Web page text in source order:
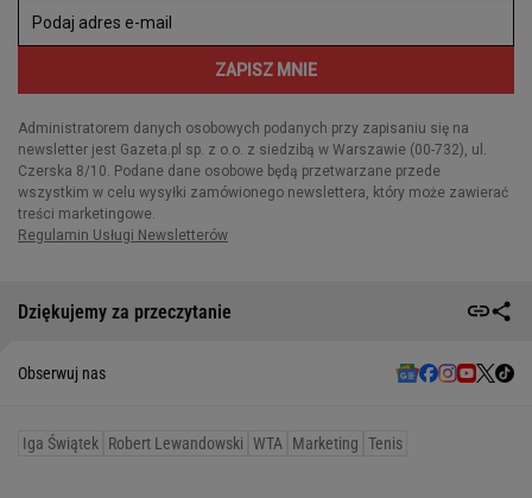
Dziękujemy za przeczytanie
Obserwuj nas
Iga Świątek Robert Lewandowski WTA Marketing Tenis